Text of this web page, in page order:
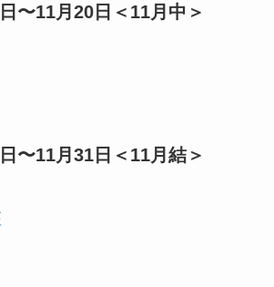
〜11月20日＜11月中＞
〜11月31日＜11月結＞